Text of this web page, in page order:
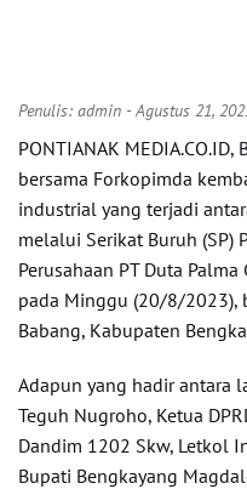
Penulis: admin - Agustus 21,
PONTIANAK
bersama Forkopimda
industrial yang terjadi
melalui Serikat Buruh (SP)
Perusahaan PT Duta
pada Minggu (20/8/2023),
Babang, Kabupaten
Adapun yang hadir antara
Teguh Nugroho, Ketua
Dandim 1202 Skw, Letkol
Bupati Bengkayang